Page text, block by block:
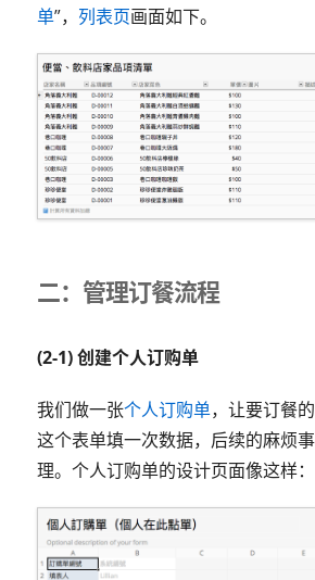
单”， 列表页画面如下。
二：管理订餐流程
(2-1) 创建个人订购单
我们做一张个人订购单，让要订餐
这个表单填一次数据，后续的麻烦
理。个人订购单的设计页面像这样：